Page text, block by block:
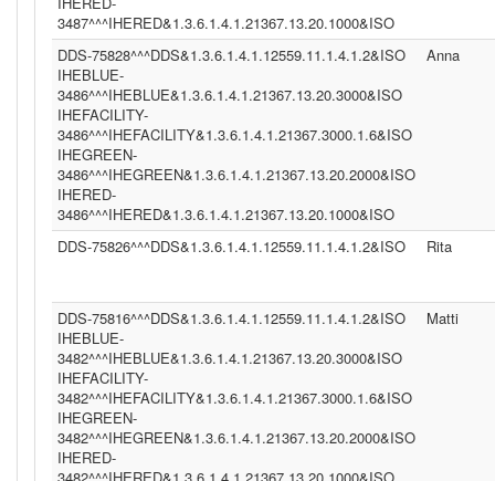
3487^^^IHERED&1.3.6.1.4.1.21367.13.20.1000&ISO
DDS-75828^^^DDS&1.3.6.1.4.1.12559.11.1.4.1.2&ISO
IHEBLUE-
3486^^^IHEBLUE&1.3.6.1.4.1.21367.13.20.3000&ISO
IHEFACILITY-
3486^^^IHEFACILITY&1.3.6.1.4.1.21367.3000.1.6&ISO
IHEGREEN-
3486^^^IHEGREEN&1.3.6.1.4.1.21367.13.20.2000&ISO
IHERED-
3486^^^IHERED&1.3.6.1.4.1.21367.13.20.1000&ISO
Anna
DDS-75826^^^DDS&1.3.6.1.4.1.12559.11.1.4.1.2&ISO Rita
DDS-75816^^^DDS&1.3.6.1.4.1.12559.11.1.4.1.2&ISO
IHEBLUE-
3482^^^IHEBLUE&1.3.6.1.4.1.21367.13.20.3000&ISO
IHEFACILITY-
3482^^^IHEFACILITY&1.3.6.1.4.1.21367.3000.1.6&ISO
IHEGREEN-
3482^^^IHEGREEN&1.3.6.1.4.1.21367.13.20.2000&ISO
IHERED-
Matti